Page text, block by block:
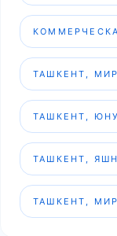
ТАШКЕНТ,
ТАШКЕНТ,
ТАШКЕНТ,
ТАШКЕНТ,